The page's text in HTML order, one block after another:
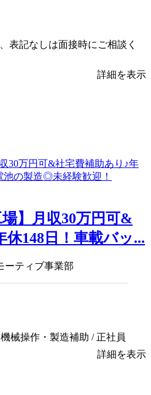
表記なしは面接時にご相談く
詳細を表示
】月収30万円可&
148日！車載バッ...
ーティブ事業部
械操作・製造補助 / 正社員
詳細を表示